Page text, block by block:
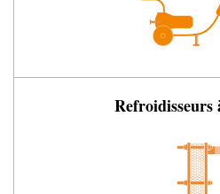
Refroidisseurs